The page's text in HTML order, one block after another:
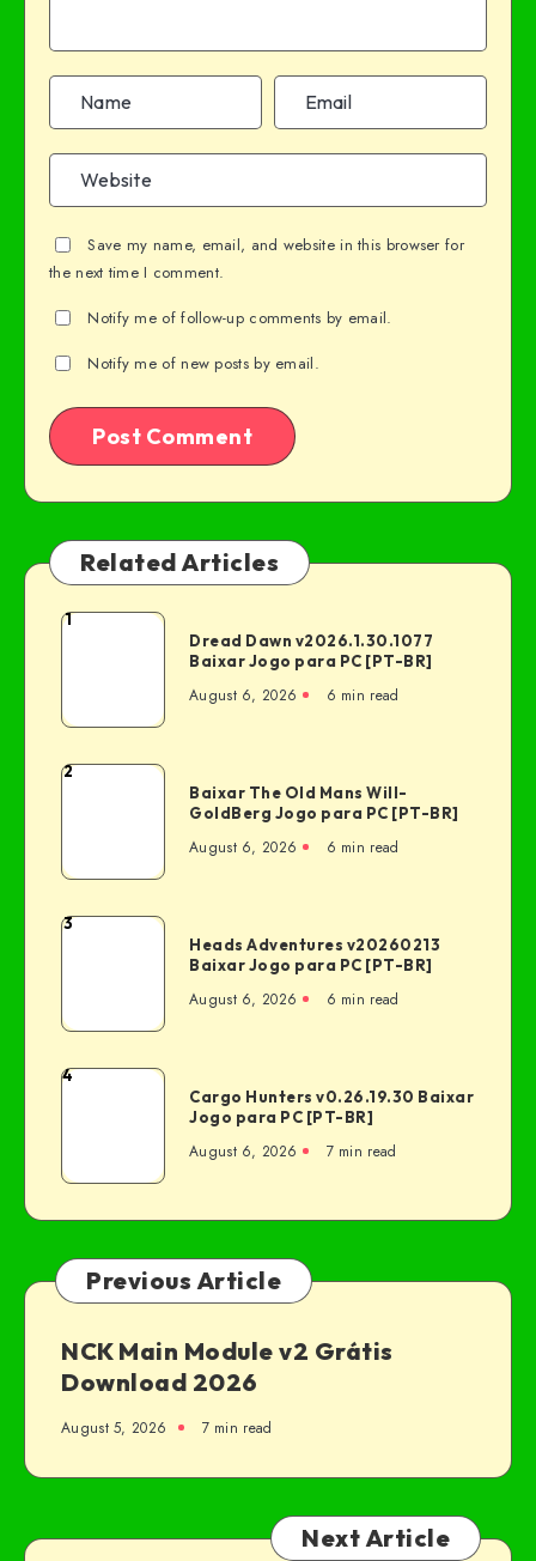
Save my name, email, and website in this browser for
the next time I comment.
Notify me of follow-up comments by email.
Notify me of new posts by email.
Related Articles
1
Dread Dawn v2026.1.30.1077
Baixar Jogo para PC [PT-BR]
August 6, 2026 6 min read
2
Baixar The Old Mans Will-
GoldBerg Jogo para PC [PT-BR]
August 6, 2026 6 min read
3
Heads Adventures v20260213
Baixar Jogo para PC [PT-BR]
August 6, 2026 6 min read
4
Cargo Hunters v0.26.19.30 Baixar
Jogo para PC [PT-BR]
August 6, 2026 7 min read
Previous Article
NCK Main Module v2 Grátis
Download 2026
August 5, 2026 7 min read
Next Article